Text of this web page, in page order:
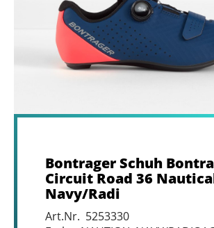
Bontrager Schuh
Circuit Road 36
Navy/Radi
Art.Nr. 5253330